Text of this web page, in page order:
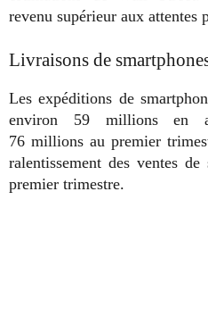
revenu supérieur aux attentes
Livraisons de
Les expéditions de
environ 59 millions en
76 millions au premier
ralentissement des ventes
premier trimestre.